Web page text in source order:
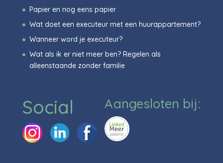
Papier en nog eens papier
Wat doet een executeur met een huurappartement?
Wanneer word je executeur?
Wat als ik er niet meer ben? Regelen als
alleenstaande zonder familie
Social Aangesloten bij: